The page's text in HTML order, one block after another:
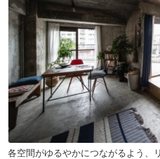
各空間がゆるやかにつながるよう、